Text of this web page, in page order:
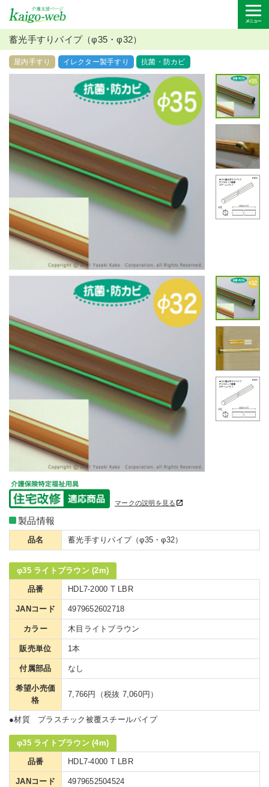
蓄光手すりパイプ（φ35・φ32）
屋内手すり イレクター製手すり 抗菌・防カビ
マークの説明を見る
製品情報
品名 蓄光手すりパイプ（φ35・φ32）
φ35 ライトブラウン (2m)
品番 HDL7-2000 T LBR
JANコード 4979652602718
カラー 木目ライトブラウン
販売単位 1本
付属部品 なし
希望小売価
格
7,766円（税抜 7,060円）
●材質 プラスチック被覆スチールパイプ
φ35 ライトブラウン (4m)
品番 HDL7-4000 T LBR
JANコード 4979652504524